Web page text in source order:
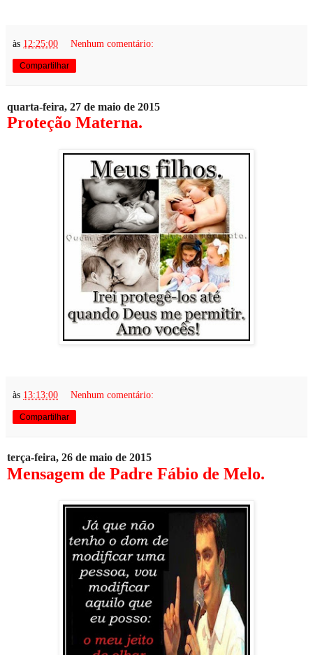
às 12:25:00 Nenhum comentário:
Compartilhar
quarta-feira, 27 de maio de 2015
Proteção Materna.
às 13:13:00 Nenhum comentário:
Compartilhar
terça-feira, 26 de maio de 2015
Mensagem de Padre Fábio de Melo.